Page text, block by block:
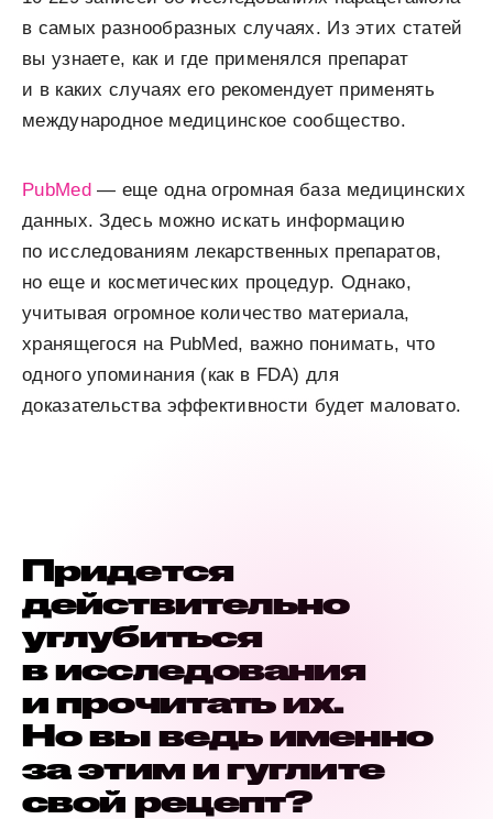
в самых разнообразных случаях. Из этих статей
вы узнаете, как и где применялся препарат
и в каких случаях его рекомендует применять
международное медицинское сообщество.
PubMed— еще одна огромная база медицинских
данных. Здесь можно искать информацию
по исследованиям лекарственных препаратов,
но еще и косметических процедур. Однако,
учитывая огромное количество материала,
хранящегося на PubMed, важно понимать, что
одного упоминания (как в FDA) для
доказательства эффективности будет маловато.
Придется
действительно
углубиться
в исследования
и прочитать их.
Но вы ведь именно
за этим и гуглите
свой рецепт?